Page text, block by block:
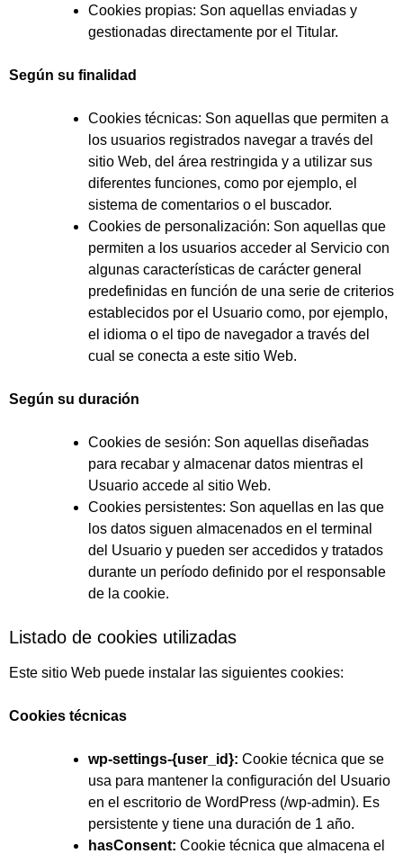
Cookies propias: Son aquellas enviadas y
gestionadas directamente por el Titular.
Según su finalidad
Cookies técnicas: Son aquellas que permiten a
los usuarios registrados navegar a través del
sitio Web, del área restringida y a utilizar sus
diferentes funciones, como por ejemplo, el
sistema de comentarios o el buscador.
Cookies de personalización: Son aquellas que
permiten a los usuarios acceder al Servicio con
algunas características de carácter general
predefinidas en función de una serie de criterios
establecidos por el Usuario como, por ejemplo,
el idioma o el tipo de navegador a través del
cual se conecta a este sitio Web.
Según su duración
Cookies de sesión: Son aquellas diseñadas
para recabar y almacenar datos mientras el
Usuario accede al sitio Web.
Cookies persistentes: Son aquellas en las que
los datos siguen almacenados en el terminal
del Usuario y pueden ser accedidos y tratados
durante un período definido por el responsable
de la cookie.
Listado de cookies utilizadas
Este sitio Web puede instalar las siguientes cookies:
Cookies técnicas
wp-settings-{user_id}: Cookie técnica que se
usa para mantener la configuración del Usuario
en el escritorio de WordPress (/wp-admin). Es
persistente y tiene una duración de 1 año.
hasConsent: Cookie técnica que almacena el